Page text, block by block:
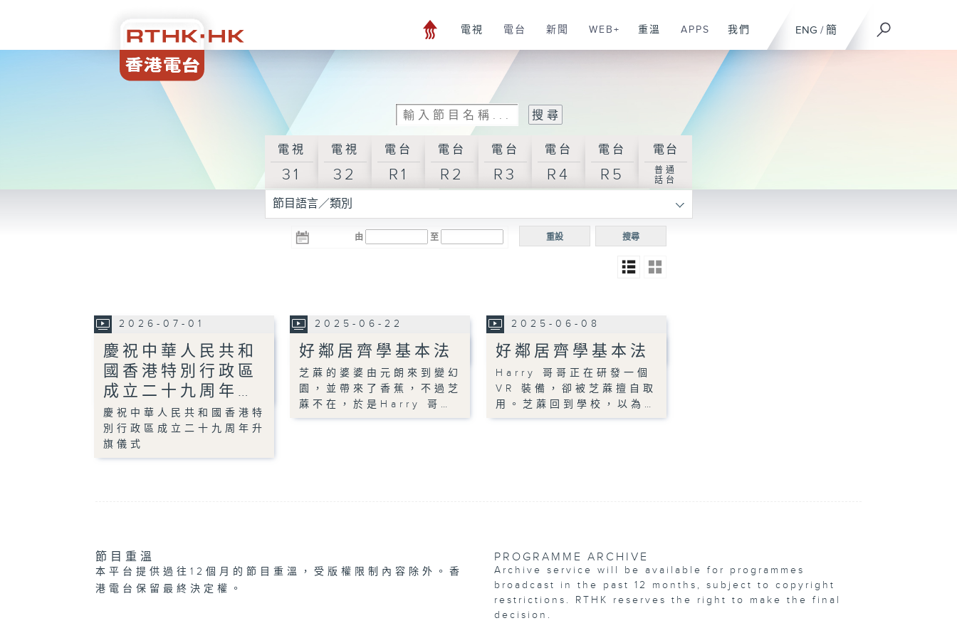
ENG / 簡
電視 電台 新聞 WEB+ 重溫 APPS 我們
電視
31
電視
32
電台
R1
電台
R2
電台
R3
電台
R4
電台
R5
電台
普通
話台
節目語言／類別
由 至 搜尋
重設
2026-07-01
慶祝中華人民共和
國香港特別行政區
成立二十九周年…
慶祝中華人民共和國香港特
別行政區成立二十九周年升
旗儀式
2025-06-22
好鄰居齊學基本法
芝蔴的婆婆由元朗來到變幻
園，並帶來了香蕉，不過芝
蔴不在，於是Harry 哥…
2025-06-08
好鄰居齊學基本法
Harry 哥哥正在研發一個
VR 裝備，卻被芝蔴擅自取
用。芝蔴回到學校，以為…
節目重溫
本平台提供過往12個月的節目重溫，受版權限制內容除外。香
港電台保留最終決定權。
PROGRAMME ARCHIVE
Archive service will be available for programmes
broadcast in the past 12 months, subject to copyright
restrictions. RTHK reserves the right to make the final
decision.